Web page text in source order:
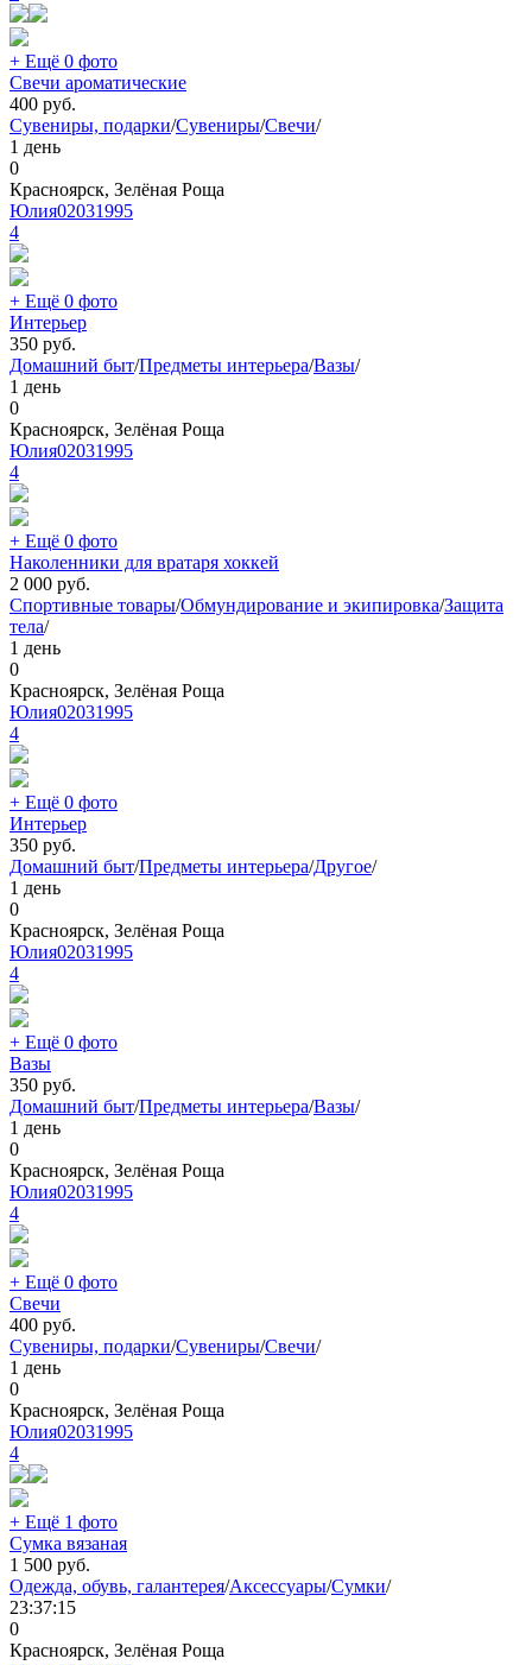
+ Ещё 0 фото
Свечи ароматические
400 руб.
Сувениры, подарки/Сувениры/Свечи/
1 день
0
Красноярск, Зелёная Роща
Юлия02031995
4
+ Ещё 0 фото
Интерьер
350 руб.
Домашний быт/Предметы интерьера/Вазы/
1 день
0
Красноярск, Зелёная Роща
Юлия02031995
4
+ Ещё 0 фото
Наколенники для вратаря хоккей
2 000 руб.
Спортивные товары/Обмундирование и экипировка/Защита
тела/
1 день
0
Красноярск, Зелёная Роща
Юлия02031995
4
+ Ещё 0 фото
Интерьер
350 руб.
Домашний быт/Предметы интерьера/Другое/
1 день
0
Красноярск, Зелёная Роща
Юлия02031995
4
+ Ещё 0 фото
Вазы
350 руб.
Домашний быт/Предметы интерьера/Вазы/
1 день
0
Красноярск, Зелёная Роща
Юлия02031995
4
+ Ещё 0 фото
Свечи
400 руб.
Сувениры, подарки/Сувениры/Свечи/
1 день
0
Красноярск, Зелёная Роща
Юлия02031995
4
+ Ещё 1 фото
Сумка вязаная
1 500 руб.
Одежда, обувь, галантерея/Аксессуары/Сумки/
23:37:15
0
Красноярск, Зелёная Роща